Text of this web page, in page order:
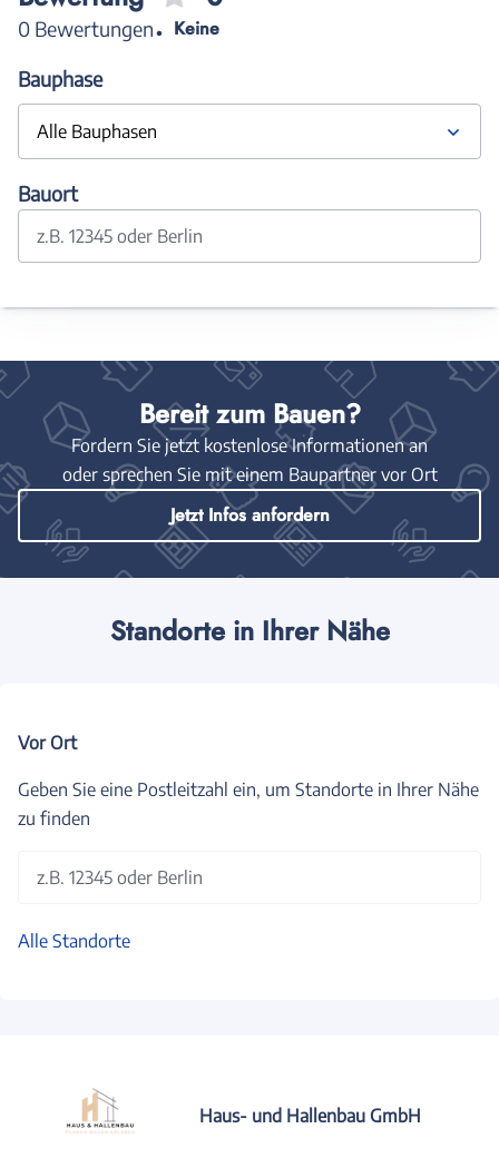
0 Bewertungen
Keine
Bauphase
Alle Bauphasen
Bauort
z.B. 12345 oder Berlin
Bereit zum Bauen?
Fordern Sie jetzt kostenlose Informationen an
oder sprechen Sie mit einem Baupartner vor Ort
Jetzt Infos anfordern
Standorte in Ihrer Nähe
Vor Ort
Geben Sie eine Postleitzahl ein, um Standorte in Ihrer Nähe
zu finden
z.B. 12345 oder Berlin
Alle Standorte
Haus- und Hallenbau GmbH